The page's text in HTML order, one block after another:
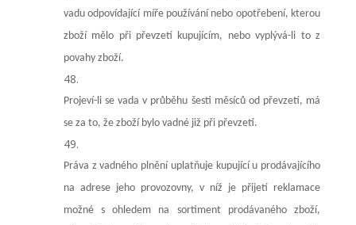
vadu odpovídající míře používání nebo opotřebení, kterou
zboží mělo při převzetí kupujícím, nebo vyplývá-li to z
povahy zboží.
Projeví-li se vada v průběhu šesti měsíců od převzetí, má
se za to, že zboží bylo vadné již při převzetí.
Práva z vadného plnění uplatňuje kupující u prodávajícího
na adrese jeho provozovny, v níž je přijetí reklamace
možné s ohledem na sortiment prodávaného zboží,